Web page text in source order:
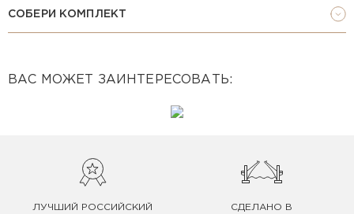
СОБЕРИ КОМПЛЕКТ
ВАС МОЖЕТ ЗАИНТЕРЕСОВАТЬ:
ЛУЧШИЙ РОССИЙСКИЙ
СДЕЛАНО В